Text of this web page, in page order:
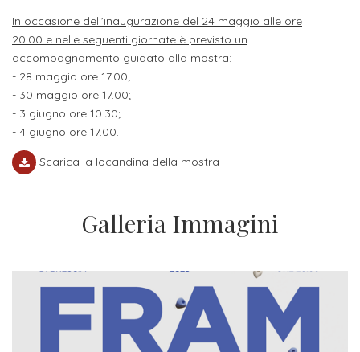
Istituzioni
Amministrazioni
Collaborazioni
Partners
ALTRI
LIVELLI
FORMAZIONE
Master
Executive
ATTIVITÀ
DIDATTICA
Progetti
studenti
Modulistica
Consulta
Studentesca
AL
LAVORO
Apprendistato
studenti
Fiere
e
saloni
dell'orientamento
In occasione dell’inaugurazione del 24 maggio alle ore
20.00 e nelle seguenti giornate è previsto un
accompagnamento guidato alla mostra:
- 28 maggio ore 17.00;
- 30 maggio ore 17.00;
- 3 giugno ore 10.30;
- 4 giugno ore 17.00.
Scarica la locandina della mostra
Galleria Immagini